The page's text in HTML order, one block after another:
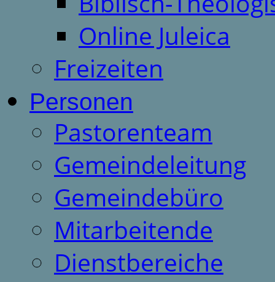
Online Juleica
Freizeiten
Personen
Pastorenteam
Gemeindeleitung
Gemeindebüro
Mitarbeitende
Dienstbereiche